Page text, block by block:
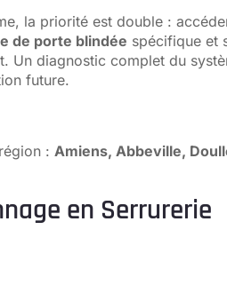
la priorité est double :
de porte blindée spécifique et
Un diagnostic complet du
future.
: Amiens, Abbeville,
en Serrurerie